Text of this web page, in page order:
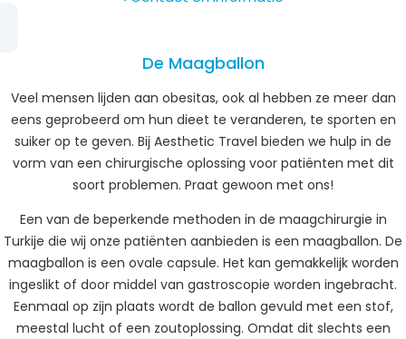
De Maagballon
Veel mensen lijden aan obesitas, ook al hebben ze meer dan
eens geprobeerd om hun dieet te veranderen, te sporten en
suiker op te geven. Bij Aesthetic Travel bieden we hulp in de
vorm van een chirurgische oplossing voor patiënten met dit
soort problemen. Praat gewoon met ons!
Een van de beperkende methoden in de maagchirurgie in
Turkije die wij onze patiënten aanbieden is een maagballon. De
maagballon is een ovale capsule. Het kan gemakkelijk worden
ingeslikt of door middel van gastroscopie worden ingebracht.
Eenmaal op zijn plaats wordt de ballon gevuld met een stof,
meestal lucht of een zoutoplossing. Omdat dit slechts een